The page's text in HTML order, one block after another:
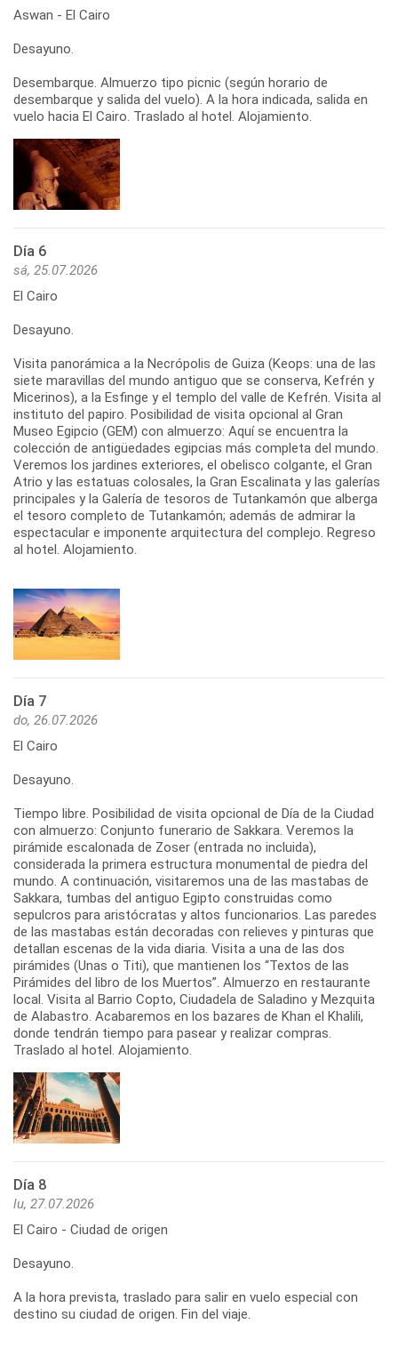
Aswan - El Cairo
Desayuno.
Desembarque. Almuerzo tipo picnic (según horario de
desembarque y salida del vuelo). A la hora indicada, salida en
vuelo hacia El Cairo. Traslado al hotel. Alojamiento.
Día 6
sá, 25.07.2026
El Cairo
Desayuno.
Visita panorámica a la Necrópolis de Guiza (Keops: una de las
siete maravillas del mundo antiguo que se conserva, Kefrén y
Micerinos), a la Esfinge y el templo del valle de Kefrén. Visita al
instituto del papiro. Posibilidad de visita opcional al Gran
Museo Egipcio (GEM) con almuerzo: Aquí se encuentra la
colección de antigüedades egipcias más completa del mundo.
Veremos los jardines exteriores, el obelisco colgante, el Gran
Atrio y las estatuas colosales, la Gran Escalinata y las galerías
principales y la Galería de tesoros de Tutankamón que alberga
el tesoro completo de Tutankamón; además de admirar la
espectacular e imponente arquitectura del complejo. Regreso
al hotel. Alojamiento.
Día 7
do, 26.07.2026
El Cairo
Desayuno.
Tiempo libre. Posibilidad de visita opcional de Día de la Ciudad
con almuerzo: Conjunto funerario de Sakkara. Veremos la
pirámide escalonada de Zoser (entrada no incluida),
considerada la primera estructura monumental de piedra del
mundo. A continuación, visitaremos una de las mastabas de
Sakkara, tumbas del antiguo Egipto construidas como
sepulcros para aristócratas y altos funcionarios. Las paredes
de las mastabas están decoradas con relieves y pinturas que
detallan escenas de la vida diaria. Visita a una de las dos
pirámides (Unas o Titi), que mantienen los “Textos de las
Pirámides del libro de los Muertos”. Almuerzo en restaurante
local. Visita al Barrio Copto, Ciudadela de Saladino y Mezquita
de Alabastro. Acabaremos en los bazares de Khan el Khalili,
donde tendrán tiempo para pasear y realizar compras.
Traslado al hotel. Alojamiento.
Día 8
lu, 27.07.2026
El Cairo - Ciudad de origen
Desayuno.
A la hora prevista, traslado para salir en vuelo especial con
destino su ciudad de origen. Fin del viaje.